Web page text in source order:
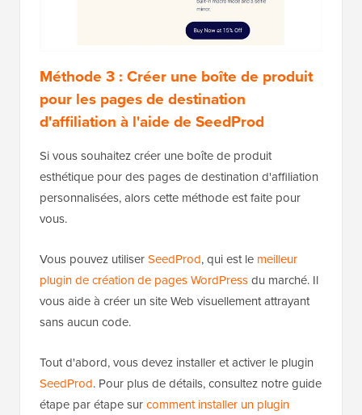
Méthode 3 : Créer une boîte de produit
pour les pages de destination
d'affiliation à l'aide de SeedProd
Si vous souhaitez créer une boîte de produit
esthétique pour des pages de destination d'affiliation
personnalisées, alors cette méthode est faite pour
vous.
Vous pouvez utiliserSeedProd, qui est le meilleur
plugin de création de pages WordPressdu marché. Il
vous aide à créer un site Web visuellement attrayant
sans aucun code.
Tout d'abord, vous devez installer et activer le plugin
SeedProd. Pour plus de détails, consultez notre guide
étape par étape surcomment installer un plugin